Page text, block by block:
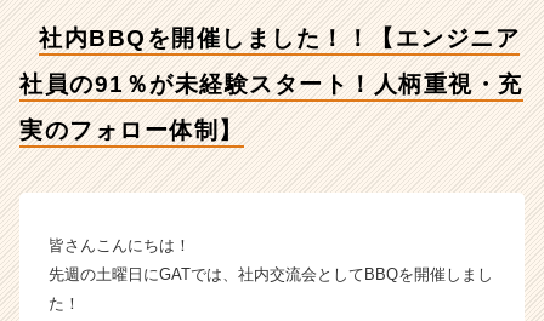
実
の
フ
ロ
体
式
社内BBQを開催しました！！【エンジニア
社員の91％が未経験スタート！人柄重視・充
実のフォロー体制】
皆さんこんにちは！
先週の土曜日にGATでは、社内交流会としてBBQを開催しまし
た！